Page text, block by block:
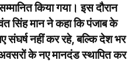
किया गया। इस दौरान
सिंह मान ने कहा कि पंजाब के
संघर्ष नहीं कर रहे, बल्कि देश भर
के नए मानदंड स्थापित कर